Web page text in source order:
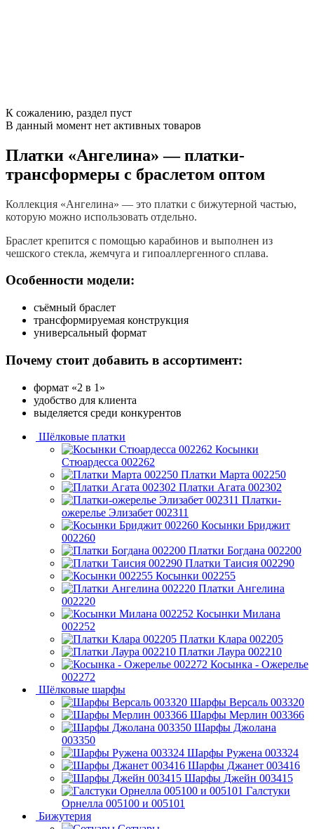
К сожалению, раздел пуст
В данный момент нет активных товаров
Платки «Ангелина» — платки-
трансформеры с браслетом оптом
Коллекция «Ангелина» — это платки с бижутерной частью,
которую можно использовать отдельно.
Браслет крепится с помощью карабинов и выполнен из
чешского стекла, жемчуга и гипоаллергенного сплава.
Особенности модели:
съёмный браслет
трансформируемая конструкция
универсальный формат
Почему стоит добавить в ассортимент:
формат «2 в 1»
удобство для клиента
выделяется среди конкурентов
Шёлковые платки
Косынки
Стюардесса 002262
Платки Марта 002250
Платки Агата 002302
Платки-
ожерелье Элизабет 002311
Косынки Бриджит
002260
Платки Богдана 002200
Платки Таисия 002290
Косынки 002255
Платки Ангелина
002220
Косынки Милана
002252
Платки Клара 002205
Платки Лаура 002210
Косынка - Ожерелье
002272
Шёлковые шарфы
Шарфы Версаль 003320
Шарфы Мерлин 003366
Шарфы Джолана
003350
Шарфы Ружена 003324
Шарфы Джанет 003416
Шарфы Джейн 003415
Галстуки
Орнелла 005100 и 005101
Бижутерия